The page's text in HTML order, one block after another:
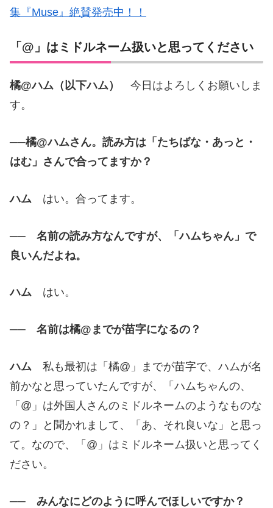
集『Muse』絶賛発売中！！
「@」はミドルネーム扱いと思ってください
橘@ハム（以下ハム） 今日はよろしくお願いしま
す。
──橘@ハムさん。読み方は「たちばな・あっと・
はむ」さんで合ってますか？
ハム はい。合ってます。
── 名前の読み方なんですが、「ハムちゃん」で
良いんだよね。
ハム はい。
── 名前は橘@までが苗字になるの？
ハム 私も最初は「橘@」までが苗字で、ハムが名
前かなと思っていたんですが、「ハムちゃんの、
「@」は外国人さんのミドルネームのようなものな
の？」と聞かれまして、「あ、それ良いな」と思っ
て。なので、「@」はミドルネーム扱いと思ってく
ださい。
── みんなにどのように呼んでほしいですか？